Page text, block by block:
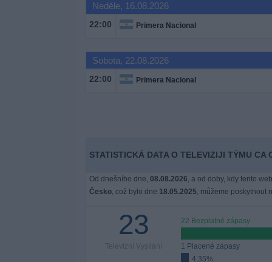
Neděle, 16.08.2026
22:00 Primera Nacional
Sobota, 22.08.2026
22:00 Primera Nacional
STATISTICKÁ DATA O TELEVIZIJI TÝMU CA
Od dnešního dne, 08.08.2026, a od doby, kdy tento
Česko, což bylo dne 18.05.2025, můžeme poskytnout
23
Televizní Vysílání
22 Bezplatné zápasy
1 Placené zápasy
4,35%